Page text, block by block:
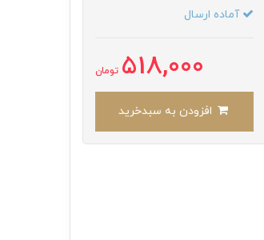
آماده ارسال
518,000 تومان